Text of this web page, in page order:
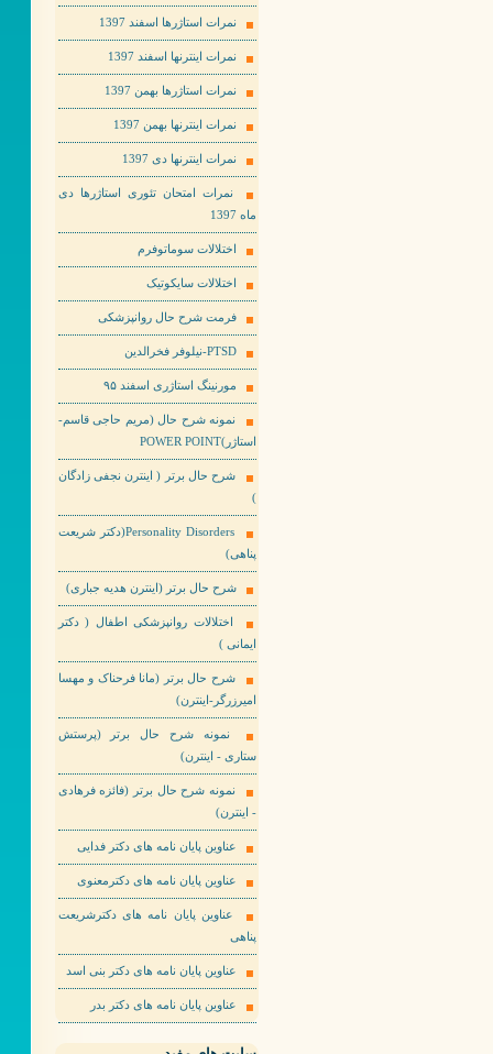
نمرات استاژرها اسفند 1397
نمرات اینترنها اسفند 1397
نمرات استاژرها بهمن 1397
نمرات اینترنها بهمن 1397
نمرات اینترنها دی 1397
نمرات امتحان تئوری استاژرها دی
ماه 1397
اختلالات سوماتوفرم
اختلالات سایکوتیک
فرمت شرح حال روانپزشکی
PTSD-نیلوفر فخرالدین
مورنینگ استاژری اسفند ۹۵
نمونه شرح حال (مریم حاجی قاسم-
استاژر)POWER POINT
شرح حال برتر ( اینترن نجفی زادگان
)
Personality Disorders(دکتر شریعت
پناهی)
شرح حال برتر (اینترن هدیه جباری)
اختلالات روانپزشکی اطفال ( دکتر
ایمانی )
شرح حال برتر (مانا فرحناک و مهسا
امیرزرگر-اینترن)
نمونه شرح حال برتر (پرستش
ستاری - اینترن)
نمونه شرح حال برتر (فائزه فرهادی
- اینترن)
عناوین پایان نامه های دکتر فدایی
عناوین پایان نامه های دکترمعنوی
عناوین پایان نامه های دکترشریعت
پناهی
عناوین پایان نامه های دکتر بنی اسد
عناوین پایان نامه های دکتر بدر